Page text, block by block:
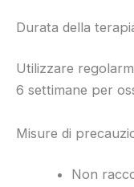
Durata della
Utilizzare
6 settimane per
Misure di
Non